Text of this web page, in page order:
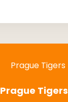
Prague Tigers